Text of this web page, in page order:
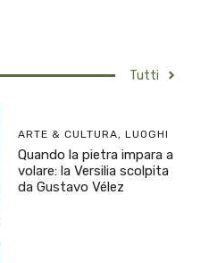
Tutti
ARTE & CULTURA, LUOGHI
Quando la pietra impara a
volare: la Versilia scolpita
da Gustavo Vélez